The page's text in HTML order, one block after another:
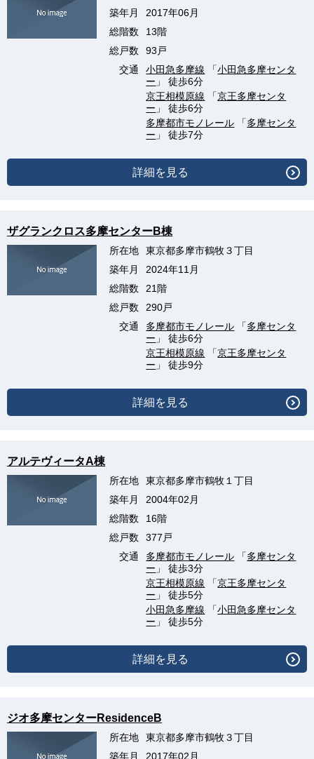
築年月
2017年06月
総階数
13階
総戸数
93戸
交通
小田急多摩線 「小田急多摩センタ
ー 」 徒歩6分
京王相模原線 「京王多摩センタ
ー 」 徒歩6分
多摩都市モノレール 「多摩センタ
ー 」 徒歩7分
詳細を見る
ザグランクロス多摩センターB棟
所在地
東京都多摩市鶴牧３丁目
築年月
2024年11月
総階数
21階
総戸数
290戸
交通
多摩都市モノレール 「多摩センタ
ー 」 徒歩6分
京王相模原線 「京王多摩センタ
ー 」 徒歩9分
詳細を見る
アルテヴィータA棟
所在地
東京都多摩市鶴牧１丁目
築年月
2004年02月
総階数
16階
総戸数
377戸
交通
多摩都市モノレール 「多摩センタ
ー 」 徒歩3分
京王相模原線 「京王多摩センタ
ー 」 徒歩5分
小田急多摩線 「小田急多摩センタ
ー 」 徒歩5分
詳細を見る
ジオ多摩センターResidenceB
所在地
東京都多摩市鶴牧３丁目
築年月
2017年02月